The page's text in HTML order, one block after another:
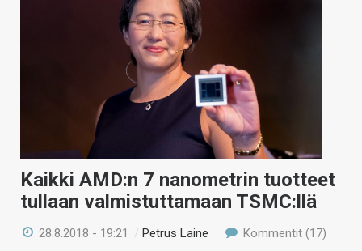
Kaikki AMD:n 7 nanometrin tuotteet
tullaan valmistuttamaan TSMC:llä
28.8.2018 - 19:21 /Petrus Laine Kommentit (17)